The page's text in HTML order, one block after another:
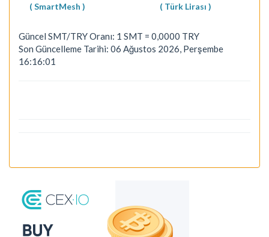
( SmartMesh ) ( Türk Lirası )
Güncel SMT/TRY Oranı: 1 SMT = 0,0000 TRY
Son Güncelleme Tarihi: 06 Ağustos 2026, Perşembe
16:16:01